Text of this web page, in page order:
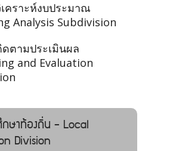
คราะห์งบประมาณ
Analysis Subdivision
ตามประเมินผล
and Evaluation
กษาท้องถิ่น - Local
Division